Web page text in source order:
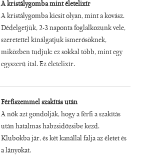
A kristálygomba mint életelixír
A kristálygomba kicsit olyan, mint a kovász.
Dédelgetjük, 2-3 naponta foglalkozunk vele,
szeretettel kínálgatjuk ismerősöknek,
miközben tudjuk: ez sokkal több, mint egy
egyszerű ital. Ez életelixír.
Férfiszemmel szakítás után
A nők azt gondolják, hogy a férfi a szakítás
után hatalmas habzsidőzsibe kezd.
Klubokba jár, és két kanállal falja az életet és
a lányokat.